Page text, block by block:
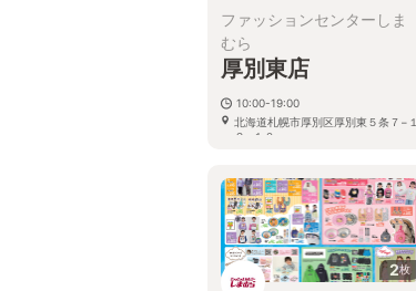
ファッションセンターしま
むら
厚別東店
10:00-19:00
北海道札幌市厚別区厚別東５条７−１
２−１０
2枚